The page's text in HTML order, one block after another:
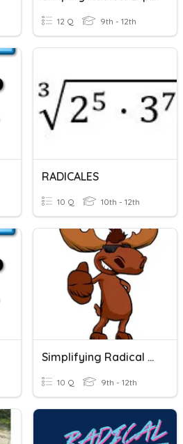
12 Q 9th - 12th
RADICALES
10 Q 10th - 12th
Simplifying Radical Expressions
10 Q 9th - 12th